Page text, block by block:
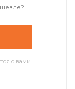
с вами